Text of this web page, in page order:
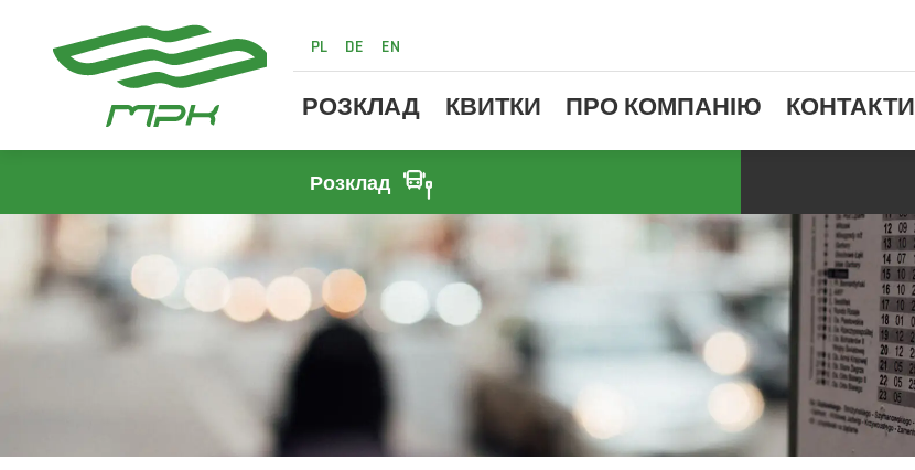
PL DE EN
РОЗКЛАД КВИТКИ ПРО КОМПАНІЮ КОНТАКТИ
Розклад